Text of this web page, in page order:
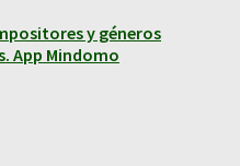
y géneros
App Mindomo